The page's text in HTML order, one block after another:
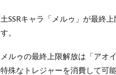
土SSRキャラ「メルゥ」が最終
す。
メルゥの最終上限解放は「アオ
特殊なトレジャーを消費して可